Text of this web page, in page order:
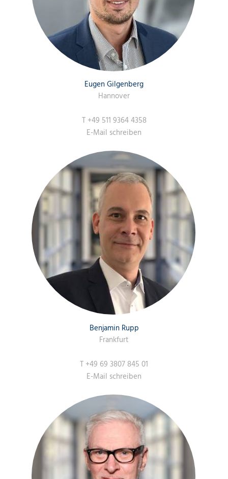
Eugen Gilgenberg
Hannover
T +49 511 9364 4358
E-Mail schreiben
Benjamin Rupp
Frankfurt
T +49 69 3807 845 01
E-Mail schreiben